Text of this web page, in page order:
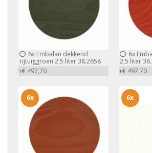
6x Embalan dekkend
rijtuiggroen 2,5 liter 38.2658
+€ 497,70
6x
2,5 liter
+€ 497,70
6x 6x